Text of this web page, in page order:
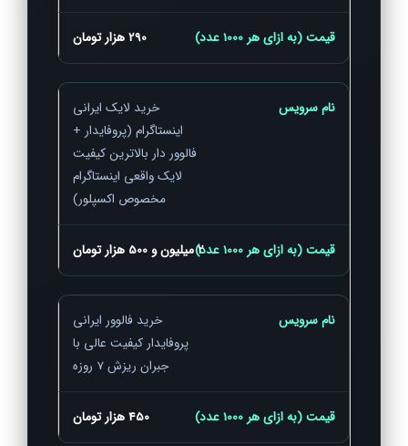
290 هزار تومان
خرید لایک ایرانی
اینستاگرام (پروفایدار +
فالوور دار بالاترین کیفیت
لایک واقعی اینستاگرام
مخصوص اکسپلور)
2 میلیون و 500 هزار تومان
خرید فالوور ایرانی
پروفایدار کیفیت عالی با
جبران ریزش 7 روزه
450 هزار تومان